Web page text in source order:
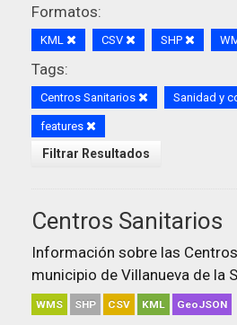
Formatos:
KML CSV SHP
Tags:
Centros Sanitarios Sanidad y
features
Filtrar Resultados
Centros Sanitarios
Información sobre las
municipio de Villanueva de la
WMS SHP CSV KML GeoJSON